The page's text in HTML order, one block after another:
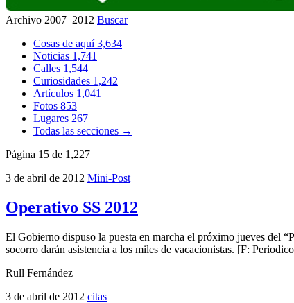
Archivo 2007–2012 Buscar
Cosas de aquí3,634
Noticias 1,741
Calles 1,544
Curiosidades 1,242
Artículos 1,041
Fotos 853
Lugares 267
Todas las secciones →
Página 15 de 1,227
3 de abril de 2012 Mini-Post
Operativo SS 2012
El Gobierno dispuso la puesta en marcha el próximo jueves del
socorro darán asistencia a los miles de vacacionistas. [F:
Rull Fernández
3 de abril de 2012 citas